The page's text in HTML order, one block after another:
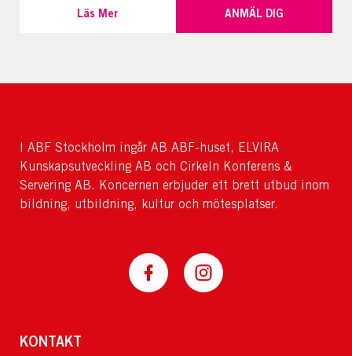
Läs Mer ANMÄL DIG
I ABF Stockholm ingår AB ABF-huset, ELVIRA
Kunskapsutveckling AB och Cirkeln Konferens &
Servering AB. Koncernen erbjuder ett brett utbud inom
bildning, utbildning, kultur och mötesplatser.
KONTAKT